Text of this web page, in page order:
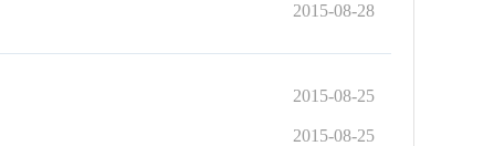
2015-08-28
2015-08-25
2015-08-25